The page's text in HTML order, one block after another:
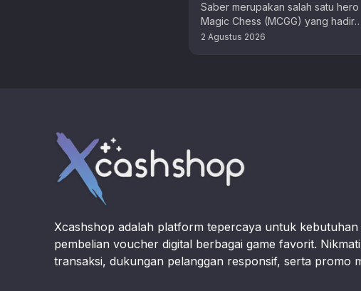
Terkuat
Saber merupakan salah satu hero
Magic Chess (MCGG) yang hadir
dengan aneka skill unik. Bagi
2 Agustus 2026
Xcashshop adalah platform tepercaya untuk
pembelian voucher digital berbagai game favorit.
transaksi, dukungan pelanggan responsif, serta promo